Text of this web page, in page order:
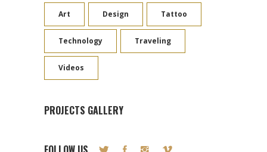
Art Design Tattoo
Technology Traveling
Videos
PROJECTS GALLERY